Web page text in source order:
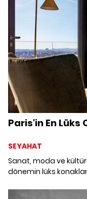
Paris'in En Lüks
SEYAHAT
Sanat, moda ve
dönemin lüks